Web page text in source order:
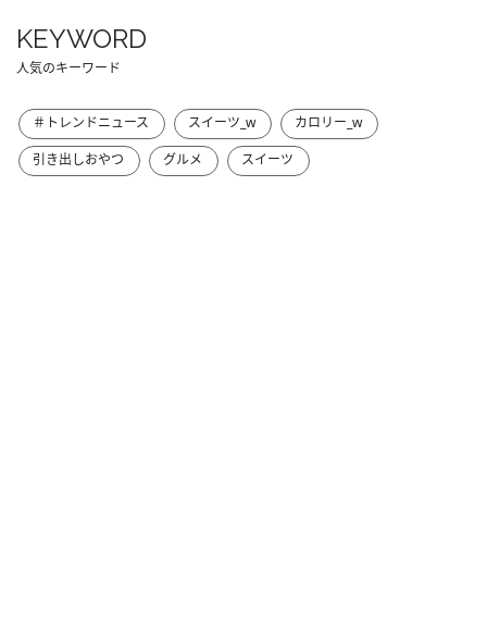
KEYWORD
人気のキーワード
＃トレンドニュース スイーツ_w
カロリー_w
引き出しおやつ
グルメ スイーツ